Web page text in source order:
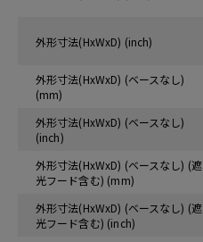
外形寸法(HxWxD) (inch)
外形寸法(HxWxD) (ベースなし)
(mm)
外形寸法(HxWxD) (ベースなし)
(inch)
外形寸法(HxWxD) (ベースなし) (遮
光フード含む) (mm)
外形寸法(HxWxD) (ベースなし) (遮
光フード含む) (inch)